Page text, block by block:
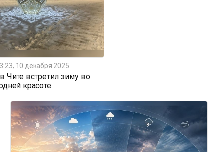
10 декабря 2025
встретил зиму во
красоте